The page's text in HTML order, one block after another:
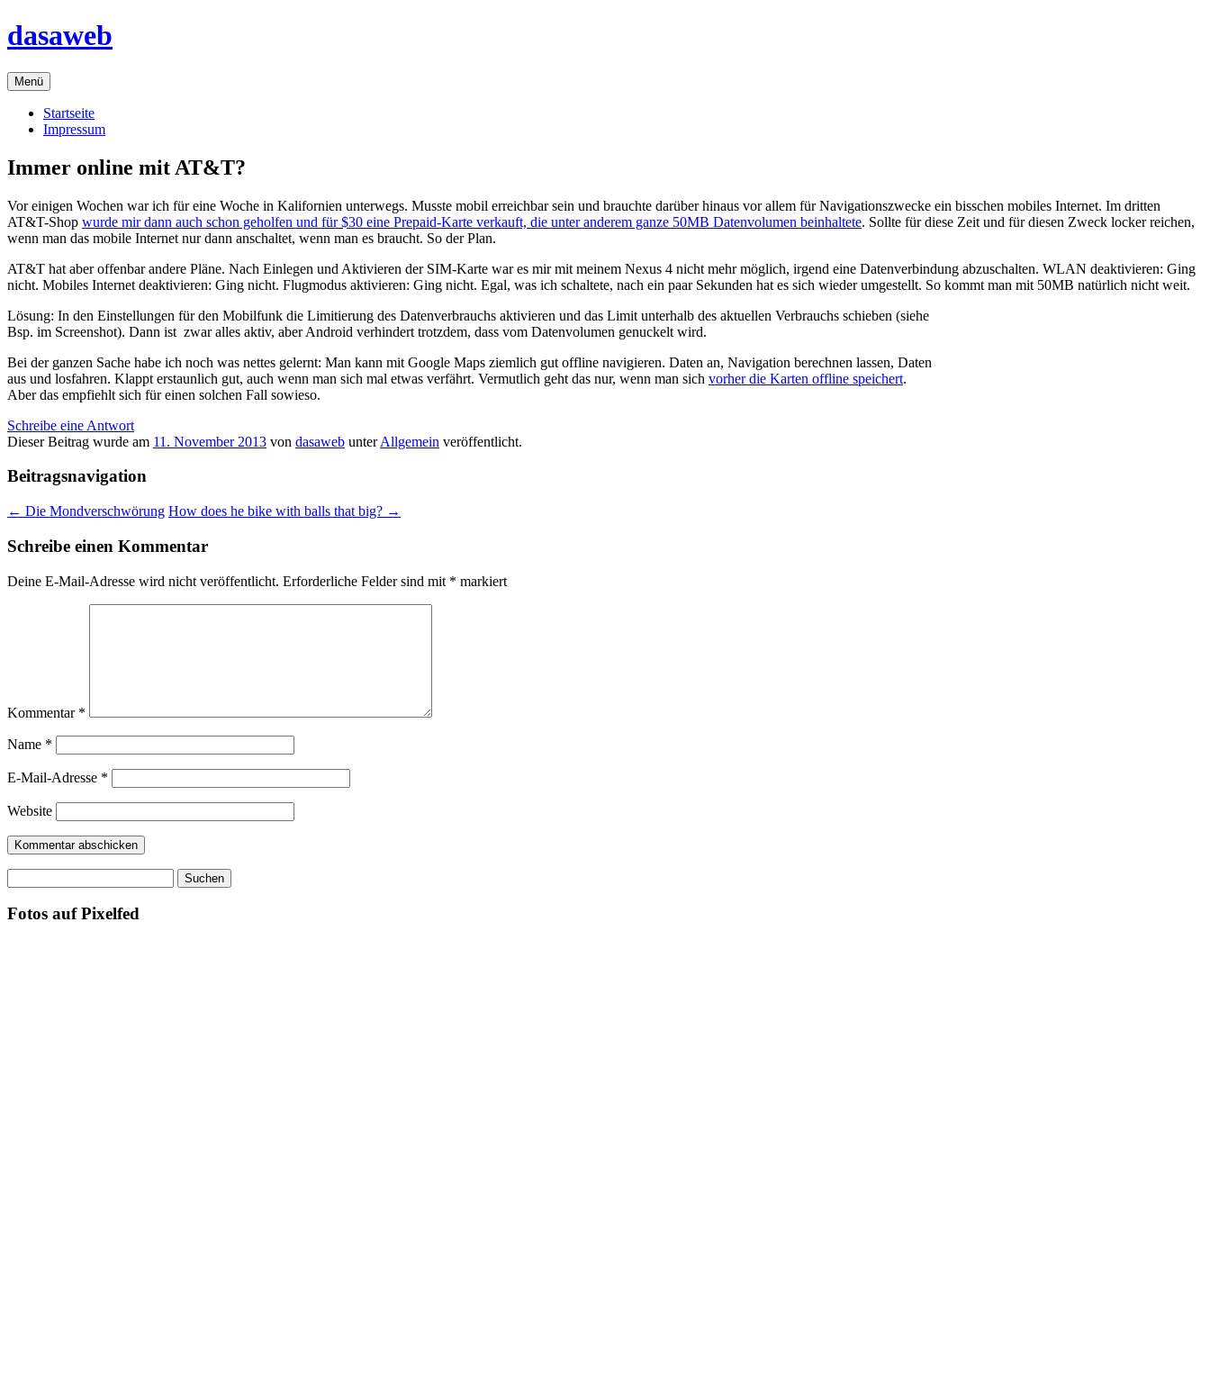
Zum
Inhalt
dasaweb
Menü
Startseite
Impressum
Immer online mit AT&T?
Vor einigen Wochen war ich für eine Woche in Kalifornien unterwegs. Musste mobil erreichbar sein und brauchte darüber hinaus vor allem für Navigationszwecke ein bisschen mobiles Internet. Im dritten
AT&T-Shop wurde mir dann auch schon geholfen und für $30 eine Prepaid-Karte verkauft, die unter anderem ganze 50MB Datenvolumen beinhaltete. Sollte für diese Zeit und für diesen Zweck locker reichen,
wenn man das mobile Internet nur dann anschaltet, wenn man es braucht. So der Plan.
AT&T hat aber offenbar andere Pläne. Nach Einlegen und Aktivieren der SIM-Karte war es mir mit meinem Nexus 4 nicht mehr möglich, irgend eine Datenverbindung abzuschalten. WLAN deaktivieren: Ging
nicht. Mobiles Internet deaktivieren: Ging nicht. Flugmodus aktivieren: Ging nicht. Egal, was ich schaltete, nach ein paar Sekunden hat es sich wieder umgestellt. So kommt man mit 50MB natürlich nicht weit.
Lösung: In den Einstellungen für den Mobilfunk die Limitierung des Datenverbrauchs aktivieren und das Limit unterhalb des aktuellen Verbrauchs schieben (siehe
Bsp. im Screenshot). Dann ist zwar alles aktiv, aber Android verhindert trotzdem, dass vom Datenvolumen genuckelt wird.
Bei der ganzen Sache habe ich noch was nettes gelernt: Man kann mit Google Maps ziemlich gut offline navigieren. Daten an, Navigation berechnen lassen, Daten
aus und losfahren. Klappt erstaunlich gut, auch wenn man sich mal etwas verfährt. Vermutlich geht das nur, wenn man sich vorher die Karten offline speichert.
Aber das empfiehlt sich für einen solchen Fall sowieso.
Schreibe eine Antwort
Dieser Beitrag wurde am 11. November 2013 von dasaweb unterAllgemein veröffentlicht.
Beitragsnavigation
← Die Mondverschwörung How does he bike with balls that big? →
Schreibe einen Kommentar
Deine E-Mail-Adresse wird nicht veröffentlicht. Erforderliche Felder sind mit * markiert
Kommentar *
Name *
E-Mail-Adresse *
Website
nach:
Fotos auf Pixelfed